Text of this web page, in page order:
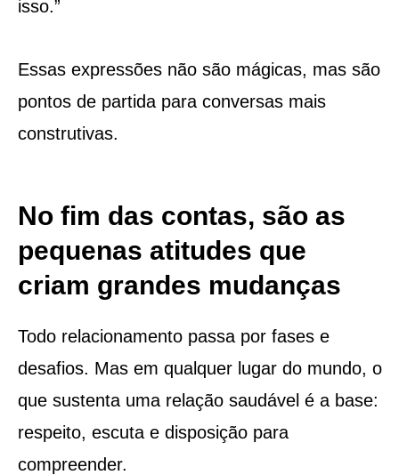
isso.”
Essas expressões não são mágicas, mas são
pontos de partida para conversas mais
construtivas.
No fim das contas, são as
pequenas atitudes que
criam grandes mudanças
Todo relacionamento passa por fases e
desafios. Mas em qualquer lugar do mundo, o
que sustenta uma relação saudável é a base:
respeito, escuta e disposição para
compreender.